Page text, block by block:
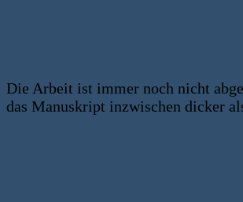
Die Arbeit ist immer noch nicht
das Manuskript inzwischen dicker